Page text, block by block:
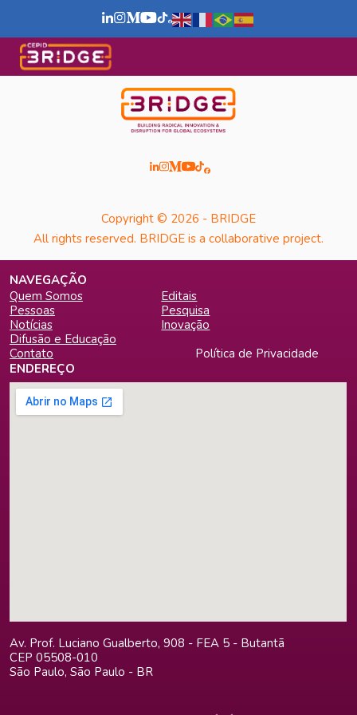
Copyright © 2026 - BRIDGE
All rights reserved. BRIDGE is a collaborative project.
ENDEREÇO
Av. Prof. Luciano Gualberto, 908 - FEA 5 - Butantã
CEP 05508-010
São Paulo, São Paulo - BR
NAVEGAÇÃO
Quem Somos
Editais
Pessoas
Pesquisa
Notícias
Inovação
Difusão e Educação
Contato
Política de Privacidade